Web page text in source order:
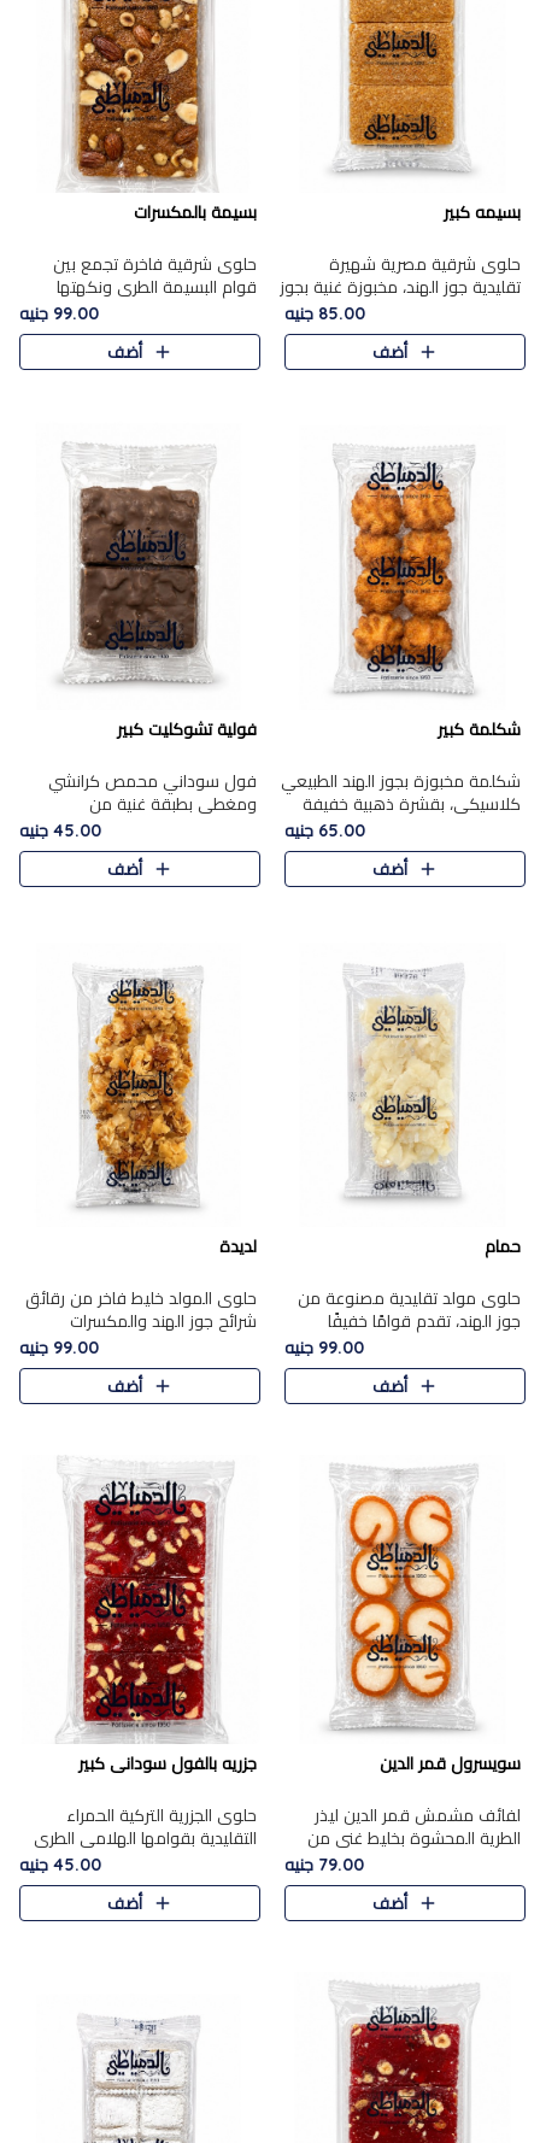
بسيمه كبير
حلوى شرقية مصرية شهيرة
تقليدية جوز الهند، مخبوزة غنية بجوز
الهند، بلمسه ذهبية وتتميز بقوامها
المرمل وطعمها اللذيذ الذي يشبه
البسبوسة. تُخبز..
85.00 جنيه
أضف
بسيمة بالمكسرات
حلوى شرقية فاخرة تجمع بين
قوام البسيمة الطري ونكهتها
الغنية، مزينة بتشكيلة مختارة من
اللوز والبندق والمكسرات الفاخرة.
مزيج متوازن من القوام ..
99.00 جنيه
أضف
شكلمة كبير
شكلمة مخبوزة بجوز الهند الطبيعي
كلاسيكي، بقشرة ذهبية خفيفة
وقلب طري رطب يذوب في الفم،
تمنحك المذاق الشرقي الحلو الأصيل
التقليدي في كل لقمة.
65.00 جنيه
أضف
فولية تشوكليت كبير
فول سوداني محمص كرانشي
ومغطى بطبقة غنية من
الشوكولاتة، يجمع بين طعم
القرمشة الأصيلة الكلاسكيكية
التقليدية للفول السوداني وحلاوة
45.00 جنيه
أضف
حمام
حلوى مولد تقليدية مصنوعة من
جوز الهند، تقدم قوامًا خفيفًا
ونكهة شرقية أصيلة تجسد روح
الـموسم الأعياد.
99.00 جنيه
أضف
لديدة
حلوى المولد خليط فاخر من رقائق
شرائح جوز الهند والمكسرات
المحمصة، متماسك بشراب حلاوة
الكراميل الخفيفة ليمنحك قرمشة
غنية ومذاقًا شرقيًا أصيلً..
99.00 جنيه
أضف
سويسرول قمر الدين
لفائف مشمش قمر الدين ليذر
الطرية المحشوة بخليط غني من
جوز الهند الأبيض والمكسرات
الفاخرة، يقدم المذاق الحلو
الطبيعي لقمر الدين و تجمع بين
79.00 جنيه
أضف
جزريه بالفول سودانى كبير
حلوى الجزرية التركية الحمراء
التقليدية بقوامها الهلامي الطري
ولونها الأحمر المميز، محشوة
بسخاء بالفول السوداني المحمص
لتمنحك توازنًا رائعًا ..
45.00 جنيه
أضف